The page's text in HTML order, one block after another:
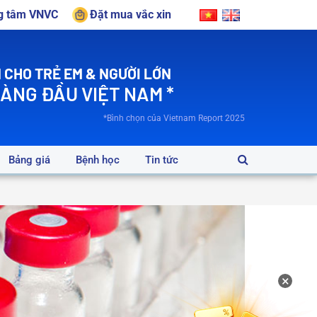
tâm VNVC Đặt mua vắc xin
TRẺ EM & NGƯỜI LỚN
ĐẦU VIỆT NAM *
*Bình chọn của Vietnam Report 2025
Bảng giá Bệnh học Tin tức
×